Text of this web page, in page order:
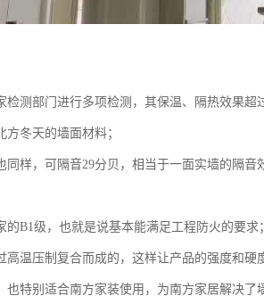
检测部门进行多项检测，其保温、隔热效果
冬天的墙面材料；
同样，可隔音29分贝，相当于一面实墙的隔
B1级，也就是说基本能满足工程防火的要求；
温压制复合而成的，这样让产品的强度和硬
特别适合南方家装使用，为南方家居解决了